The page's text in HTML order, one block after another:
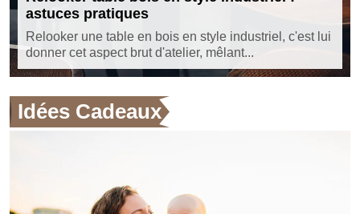
astuces pratiques
Relooker une table en bois en style industriel, c'est lui
donner cet aspect brut d'atelier, mêlant...
Idées Cadeaux